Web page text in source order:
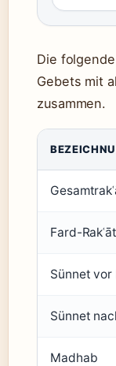
Die
Gebets mit
zusammen.
Fard-Rakʿāt
Sünnet vor
Sünnet
Madhab